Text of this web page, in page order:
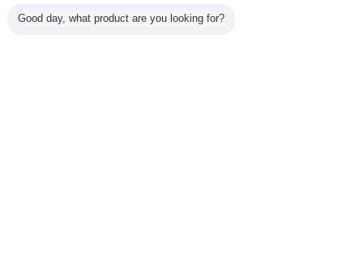
Alle Produkte
Good day, what product are you looking for?